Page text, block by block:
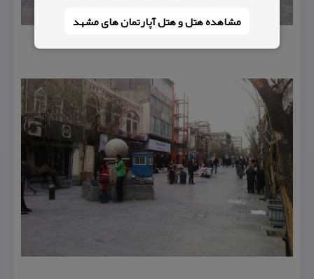
مشاهده هتل و هتل‌ آپارتمان های مشهد